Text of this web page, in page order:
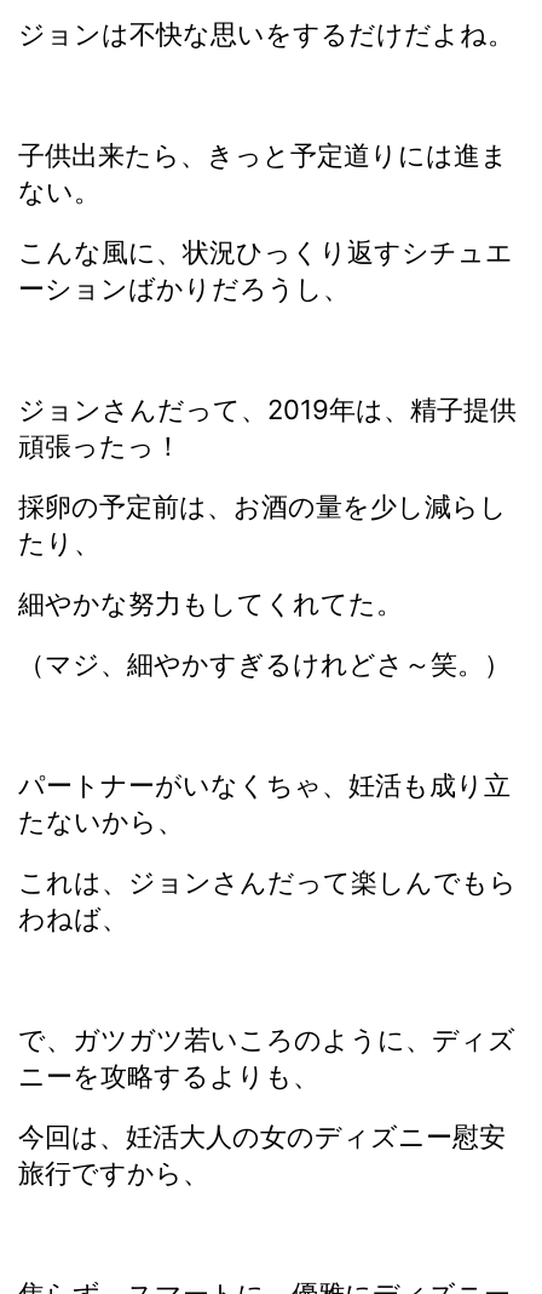
ジョンは不快な思いをするだけだよね。
子供出来たら、きっと予定道りには進ま
ない。
こんな風に、状況ひっくり返すシチュエ
ーションばかりだろうし、
ジョンさんだって、2019年は、精子提供
頑張ったっ！
採卵の予定前は、お酒の量を少し減らし
たり、
細やかな努力もしてくれてた。
（マジ、細やかすぎるけれどさ～笑。）
パートナーがいなくちゃ、妊活も成り立
たないから、
これは、ジョンさんだって楽しんでもら
わねば、
で、ガツガツ若いころのように、ディズ
ニーを攻略するよりも、
今回は、妊活大人の女のディズニー慰安
旅行ですから、